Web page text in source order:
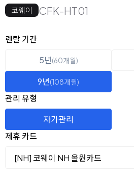
코웨이 CFK-HT01
옵션 선택
렌탈 선택
렌탈 기간
5년(60개월)
9년(108개월)
관리 유형
자가관리
제휴 카드
[NH] 코웨이 NH 올원카드